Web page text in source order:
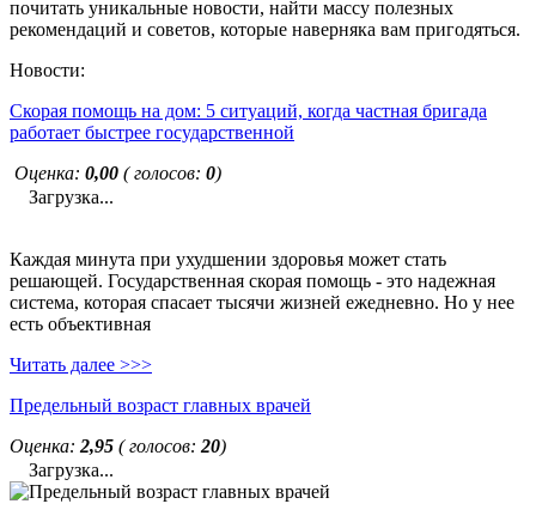
почитать уникальные новости, найти массу полезных
рекомендаций и советов, которые наверняка вам пригодяться.
Новости:
Скорая помощь на дом: 5 ситуаций, когда частная бригада
работает быстрее государственной
Оценка: 0,00 ( голосов: 0)
Загрузка...
Каждая минута при ухудшении здоровья может стать
решающей. Государственная скорая помощь - это надежная
система, которая спасает тысячи жизней ежедневно. Но у нее
есть объективная
Читать далее >>>
Предельный возраст главных врачей
Оценка: 2,95 ( голосов: 20)
Загрузка...